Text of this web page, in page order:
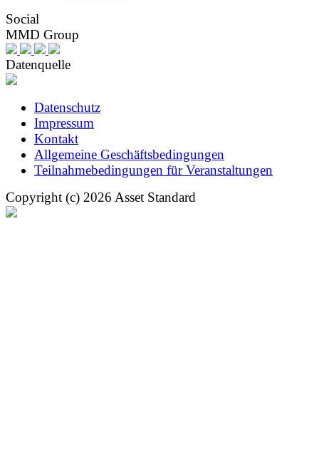
Social
MMD Group
Datenquelle
Datenschutz
Impressum
Kontakt
Allgemeine Geschäftsbedingungen
Teilnahmebedingungen für Veranstaltungen
Copyright (c) 2026 Asset Standard